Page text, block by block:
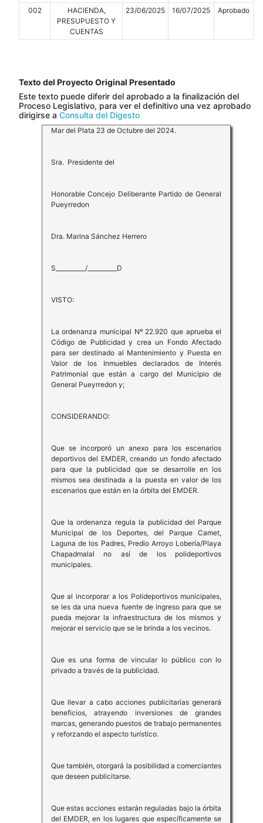
002
HACIENDA,
PRESUPUESTO Y
CUENTAS
23/06/2025 16/07/2025 Aprobado
Texto del Proyecto Original Presentado
Este texto puede diferir del aprobado a la finalización del
Proceso Legislativo, para ver el definitivo una vez aprobado
dirigirse a Consulta del Digesto
Mar del Plata 23 de Octubre del 2024.
Sra. Presidente del
Honorable Concejo Deliberante Partido de General
Pueyrredon
Dra. Marina Sánchez Herrero
S__________/__________D
VISTO:
La ordenanza municipal Nº 22.920 que aprueba el
Código de Publicidad y crea un Fondo Afectado
para ser destinado al Mantenimiento y Puesta en
Valor de los Inmuebles declarados de Interés
Patrimonial que están a cargo del Municipio de
General Pueyrredon y;
CONSIDERANDO:
Que se incorporó un anexo para los escenarios
deportivos del EMDER, creando un fondo afectado
para que la publicidad que se desarrolle en los
mismos sea destinada a la puesta en valor de los
escenarios que están en la órbita del EMDER.
Que la ordenanza regula la publicidad del Parque
Municipal de los Deportes, del Parque Camet,
Laguna de los Padres, Predio Arroyo Lobería/Playa
Chapadmalal no así de los polideportivos
municipales.
Que al incorporar a los Polideportivos municipales,
se les da una nueva fuente de ingreso para que se
pueda mejorar la infraestructura de los mismos y
mejorar el servicio que se le brinda a los vecinos.
Que es una forma de vincular lo público con lo
privado a través de la publicidad.
Que llevar a cabo acciones publicitarias generará
beneficios, atrayendo inversiones de grandes
marcas, generando puestos de trabajo permanentes
y reforzando el aspecto turístico.
Que también, otorgará la posibilidad a comerciantes
que deseen publicitarse.
Que estas acciones estarán reguladas bajo la órbita
del EMDER, en los lugares que específicamente se